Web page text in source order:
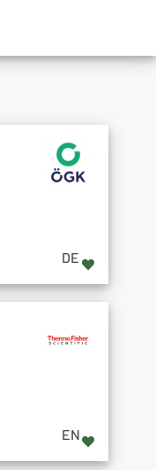
DE
EN